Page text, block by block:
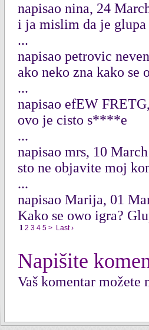
napisao nina, 24
i ja mislim da je
...
napisao petrovic
ako neko zna kako se
...
napisao efEW
ovo je cisto s****e
...
napisao mrs, 10
sto ne objavite moj
...
napisao Marija, 01
Kako se owo igra?
1 2 3 4 5 > Last ›
Napišite
Vaš komentar možete